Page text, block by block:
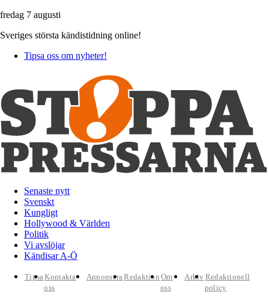
fredag 7 augusti
Sveriges största kändistidning online!
Tipsa oss om nyheter!
Senaste nytt
Svenskt
Kungligt
Hollywood & Världen
Politik
Vi avslöjar
Kändisar A-Ö
TipsaKontakta
oss
AnnonseraRedaktion Om
oss
Arkiv Redaktionell
policy